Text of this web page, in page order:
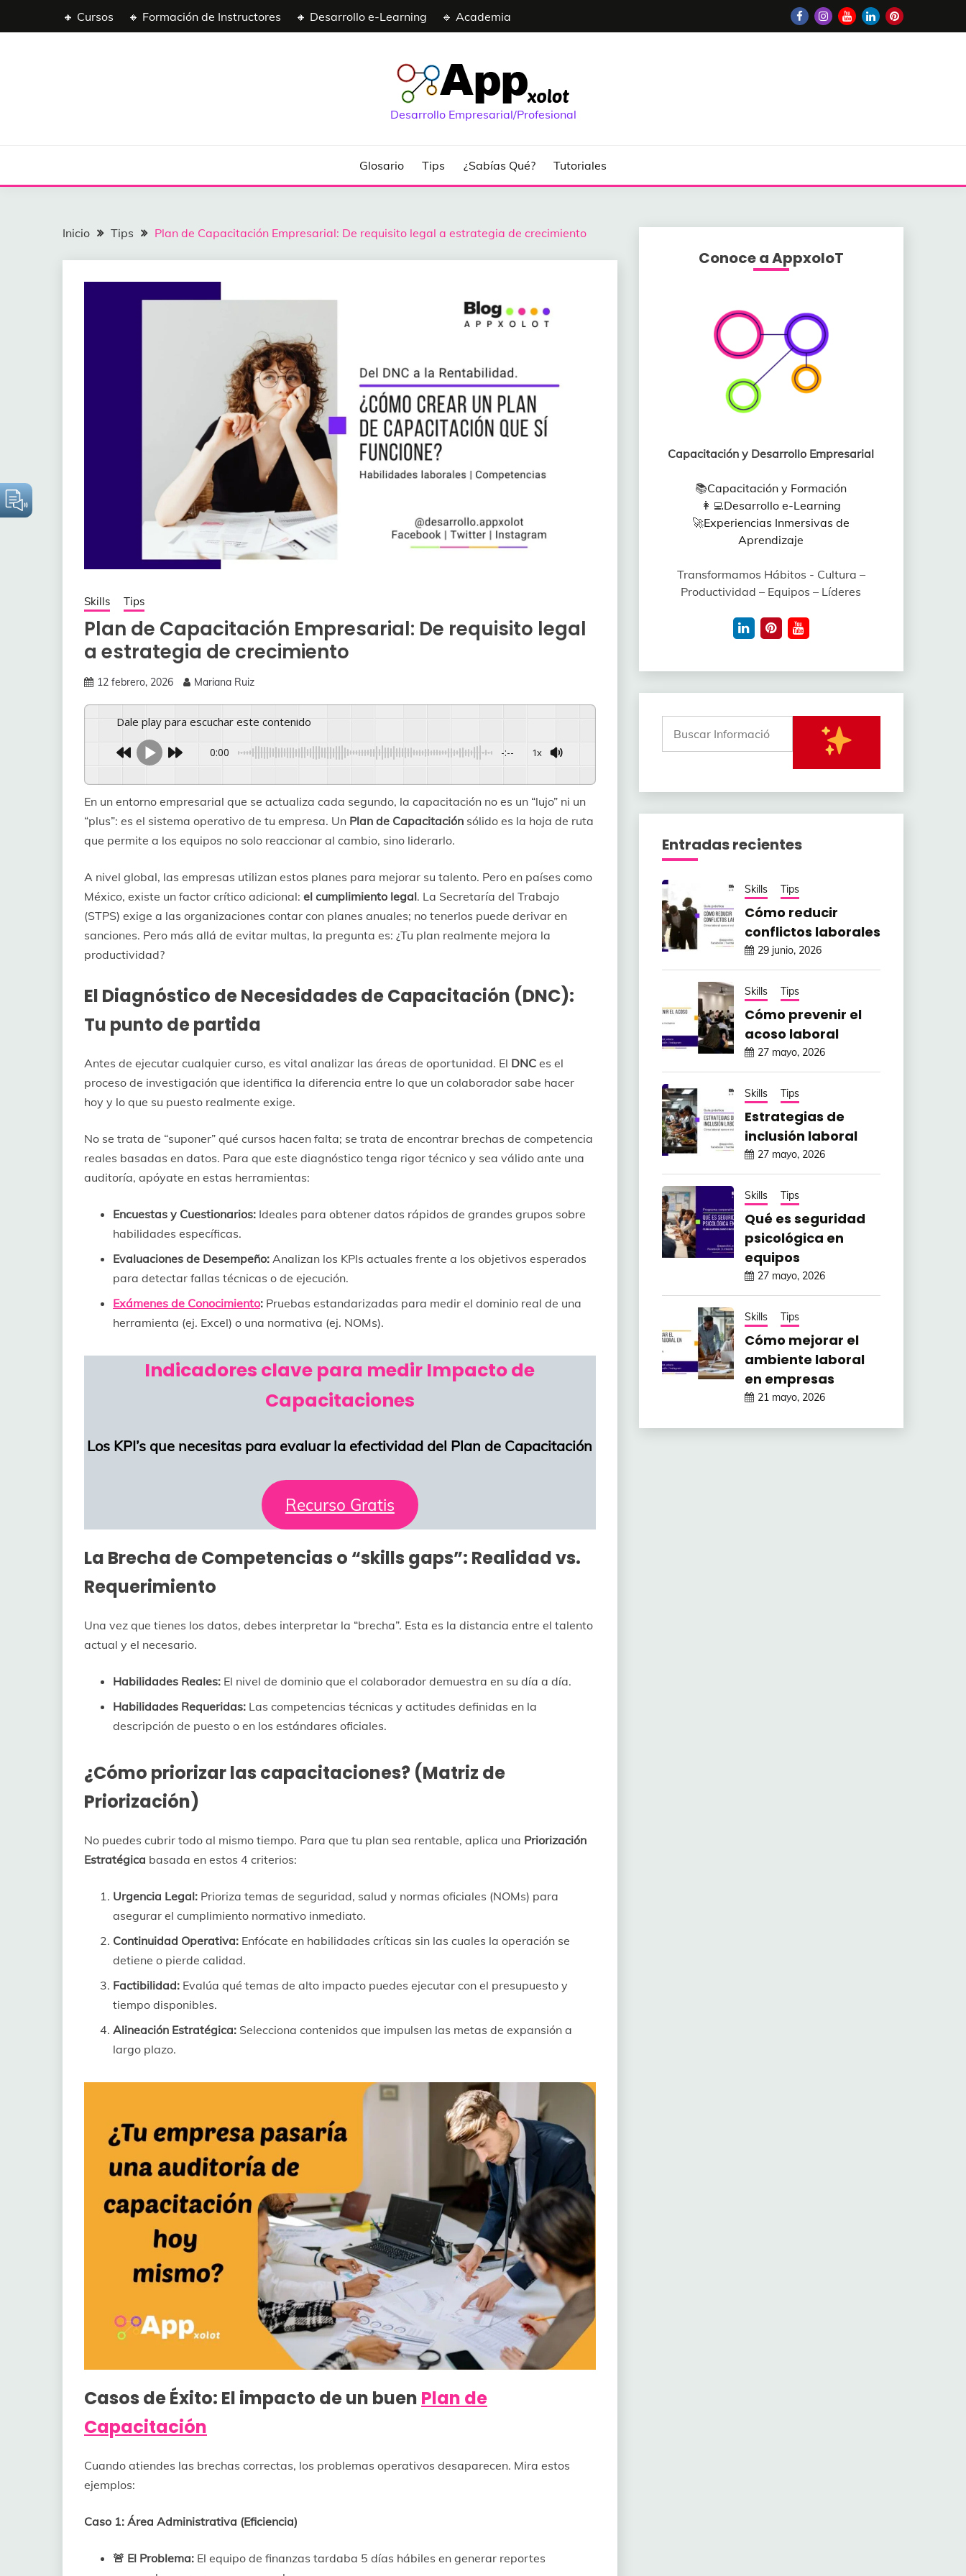
🔸 Cursos 🔸 Formación de Instructores 🔸 Desarrollo e-Learning 🔹 Academia
Desarrollo Empresarial/Profesional
Glosario Tips ¿Sabías Qué? Tutoriales
Inicio Tips Plan de Capacitación Empresarial: De requisito legal a estrategia de crecimiento
Skills Tips
Plan de Capacitación Empresarial: De requisito legal
a estrategia de crecimiento
12 febrero, 2026 Mariana Ruiz
Dale play para escuchar este contenido
0:00 -:-- 1x
En un entorno empresarial que se actualiza cada segundo, la capacitación no es un “lujo” ni un
“plus”: es el sistema operativo de tu empresa. Un Plan de Capacitación sólido es la hoja de ruta
que permite a los equipos no solo reaccionar al cambio, sino liderarlo.
A nivel global, las empresas utilizan estos planes para mejorar su talento. Pero en países como
México, existe un factor crítico adicional: el cumplimiento legal. La Secretaría del Trabajo
(STPS) exige a las organizaciones contar con planes anuales; no tenerlos puede derivar en
sanciones. Pero más allá de evitar multas, la pregunta es: ¿Tu plan realmente mejora la
productividad?
El Diagnóstico de Necesidades de Capacitación (DNC):
Tu punto de partida
Antes de ejecutar cualquier curso, es vital analizar las áreas de oportunidad. El DNC es el
proceso de investigación que identifica la diferencia entre lo que un colaborador sabe hacer
hoy y lo que su puesto realmente exige.
No se trata de “suponer” qué cursos hacen falta; se trata de encontrar brechas de competencia
reales basadas en datos. Para que este diagnóstico tenga rigor técnico y sea válido ante una
auditoría, apóyate en estas herramientas:
Encuestas y Cuestionarios: Ideales para obtener datos rápidos de grandes grupos sobre
habilidades específicas.
Evaluaciones de Desempeño: Analizan los KPIs actuales frente a los objetivos esperados
para detectar fallas técnicas o de ejecución.
Exámenes de Conocimiento: Pruebas estandarizadas para medir el dominio real de una
herramienta (ej. Excel) o una normativa (ej. NOMs).
Indicadores clave para medir Impacto de
Capacitaciones
Los KPI’s que necesitas para evaluar la efectividad del Plan de Capacitación
Recurso Gratis
La Brecha de Competencias o “skills gaps”: Realidad vs.
Requerimiento
Una vez que tienes los datos, debes interpretar la “brecha”. Esta es la distancia entre el talento
actual y el necesario.
Habilidades Reales: El nivel de dominio que el colaborador demuestra en su día a día.
Habilidades Requeridas: Las competencias técnicas y actitudes definidas en la
descripción de puesto o en los estándares oficiales.
¿Cómo priorizar las capacitaciones? (Matriz de
Priorización)
No puedes cubrir todo al mismo tiempo. Para que tu plan sea rentable, aplica una Priorización
Estratégica basada en estos 4 criterios:
Urgencia Legal: Prioriza temas de seguridad, salud y normas oficiales (NOMs) para
asegurar el cumplimiento normativo inmediato.
Continuidad Operativa: Enfócate en habilidades críticas sin las cuales la operación se
detiene o pierde calidad.
Factibilidad: Evalúa qué temas de alto impacto puedes ejecutar con el presupuesto y
tiempo disponibles.
Alineación Estratégica: Selecciona contenidos que impulsen las metas de expansión a
largo plazo.
Casos de Éxito: El impacto de un buen Plan de
Capacitación
Cuando atiendes las brechas correctas, los problemas operativos desaparecen. Mira estos
ejemplos:
Caso 1: Área Administrativa (Eficiencia)
🚨 El Problema: El equipo de finanzas tardaba 5 días hábiles en generar reportes
Conoce a AppxoloT
Capacitación y Desarrollo Empresarial
📚Capacitación y Formación
👩‍💻Desarrollo e-Learning
🚀Experiencias Inmersivas de
Aprendizaje
Transformamos Hábitos - Cultura –
Productividad – Equipos – Líderes
Entradas recientes
Skills Tips
Cómo reducir
conflictos laborales
29 junio, 2026
Skills Tips
Cómo prevenir el
acoso laboral
27 mayo, 2026
Skills Tips
Estrategias de
inclusión laboral
27 mayo, 2026
Skills Tips
Qué es seguridad
psicológica en
equipos
27 mayo, 2026
Skills Tips
Cómo mejorar el
ambiente laboral
en empresas
21 mayo, 2026